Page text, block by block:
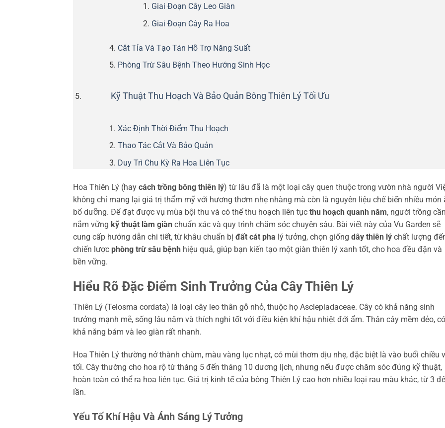
Giai Đoạn Cây Leo Giàn
Giai Đoạn Cây Ra Hoa
Cắt Tỉa Và Tạo Tán Hỗ Trợ Năng Suất
Phòng Trừ Sâu Bệnh Theo Hướng Sinh Học
Kỹ Thuật Thu Hoạch Và Bảo Quản Bông Thiên Lý Tối Ưu
Xác Định Thời Điểm Thu Hoạch
Thao Tác Cắt Và Bảo Quản
Duy Trì Chu Kỳ Ra Hoa Liên Tục
Hoa Thiên Lý (hay cách trồng bông thiên lý) từ lâu đã là một loại cây quen thuộc trong vườn nhà người
không chỉ mang lại giá trị thẩm mỹ với hương thơm nhẹ nhàng mà còn là nguyên liệu chế biến nhiều món
bổ dưỡng. Để đạt được vụ mùa bội thu và có thể thu hoạch liên tục thu hoạch quanh năm, người trồng cần
nắm vững kỹ thuật làm giàn chuẩn xác và quy trình chăm sóc chuyên sâu. Bài viết này của Vu Garden sẽ
cung cấp hướng dẫn chi tiết, từ khâu chuẩn bị đất cát pha lý tưởng, chọn giống dây thiên lý chất lượng
chiến lược phòng trừ sâu bệnh hiệu quả, giúp bạn kiến tạo một giàn thiên lý xanh tốt, cho hoa đều đặn và
bền vững.
Hiểu Rõ Đặc Điểm Sinh Trưởng Của Cây Thiên Lý
Thiên Lý (Telosma cordata) là loại cây leo thân gỗ nhỏ, thuộc họ Asclepiadaceae. Cây có khả năng sinh
trưởng mạnh mẽ, sống lâu năm và thích nghi tốt với điều kiện khí hậu nhiệt đới ẩm. Thân cây mềm dẻo, có
khả năng bám và leo giàn rất nhanh.
Hoa Thiên Lý thường nở thành chùm, màu vàng lục nhạt, có mùi thơm dịu nhẹ, đặc biệt là vào buổi chiều
tối. Cây thường cho hoa rộ từ tháng 5 đến tháng 10 dương lịch, nhưng nếu được chăm sóc đúng kỹ thuật,
hoàn toàn có thể ra hoa liên tục. Giá trị kinh tế của bông Thiên Lý cao hơn nhiều loại rau màu khác, từ 3
lần.
Yếu Tố Khí Hậu Và Ánh Sáng Lý Tưởng